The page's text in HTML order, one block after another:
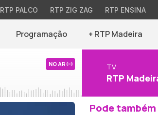
RTP PALCO RTP ZIG ZAG RTP ENSINA
Programação + RTP Madeira
NO AR TV
RTP
Pode